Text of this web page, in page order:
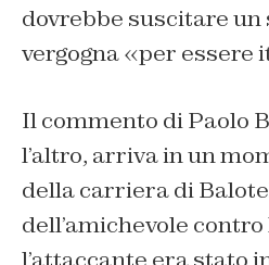
dovrebbe suscitare
vergogna «per essere
Il commento di Paolo
l’altro, arriva in un
della carriera di
dell’amichevole